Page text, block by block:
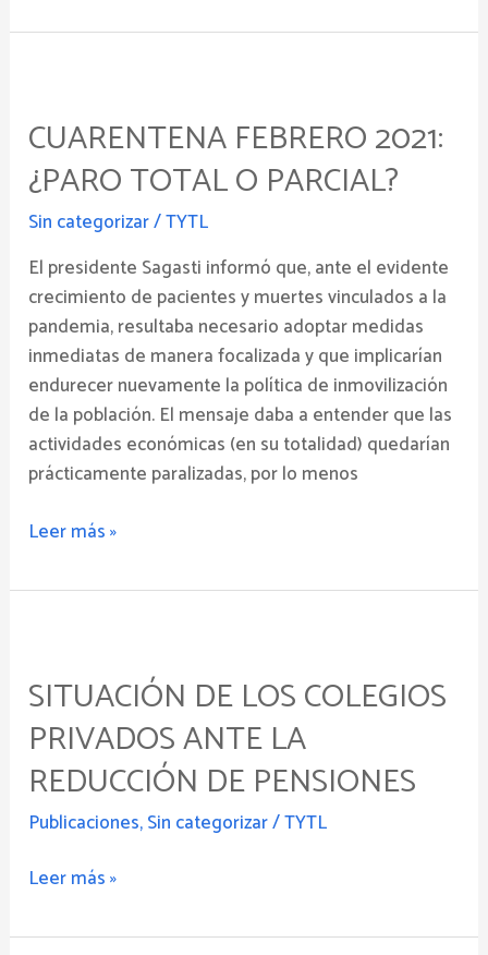
CUARENTENA FEBRERO 2021:
¿PARO TOTAL O PARCIAL?
Sin categorizar/TYTL
El presidente Sagasti informó que, ante el evidente
crecimiento de pacientes y muertes vinculados a la
pandemia, resultaba necesario adoptar medidas
inmediatas de manera focalizada y que implicarían
endurecer nuevamente la política de inmovilización
de la población. El mensaje daba a entender que las
actividades económicas (en su totalidad) quedarían
prácticamente paralizadas, por lo menos
2021:
¿paro
total
o
Leer más »
SITUACIÓN DE LOS COLEGIOS
PRIVADOS ANTE LA
REDUCCIÓN DE PENSIONES
Publicaciones,Sin categorizar/TYTL
los
colegios
privados
ante
la
reducción
de
Leer más »